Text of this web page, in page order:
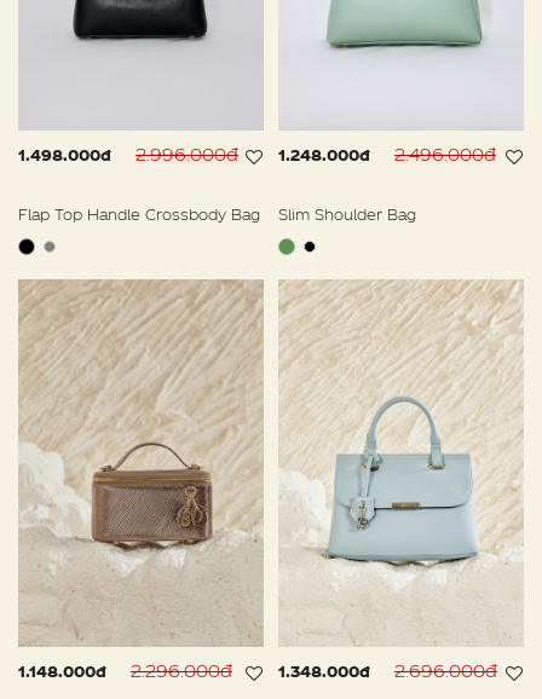
1.498.000đ 2.996.000đ
Flap Top Handle Crossbody Bag
1.248.000đ 2.496.000đ
Slim Shoulder Bag
1.148.000đ 2.296.000đ 1.348.000đ 2.696.000đ